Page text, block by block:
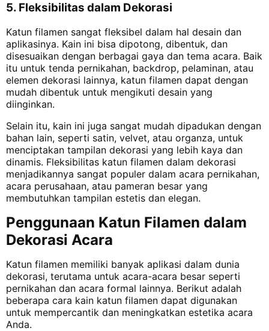
5. Fleksibilitas dalam Dekorasi
Katun filamen sangat fleksibel dalam hal desain dan
aplikasinya. Kain ini bisa dipotong, dibentuk, dan
disesuaikan dengan berbagai gaya dan tema acara. Baik
itu untuk tenda pernikahan, backdrop, pelaminan, atau
elemen dekorasi lainnya, katun filamen dapat dengan
mudah dibentuk untuk mengikuti desain yang
diinginkan.
Selain itu, kain ini juga sangat mudah dipadukan dengan
bahan lain, seperti satin, velvet, atau organza, untuk
menciptakan tampilan dekorasi yang lebih kaya dan
dinamis. Fleksibilitas katun filamen dalam dekorasi
menjadikannya sangat populer dalam acara pernikahan,
acara perusahaan, atau pameran besar yang
membutuhkan tampilan estetis dan elegan.
Penggunaan Katun Filamen dalam
Dekorasi Acara
Katun filamen memiliki banyak aplikasi dalam dunia
dekorasi, terutama untuk acara-acara besar seperti
pernikahan dan acara formal lainnya. Berikut adalah
beberapa cara kain katun filamen dapat digunakan
untuk mempercantik dan meningkatkan estetika acara
Anda.